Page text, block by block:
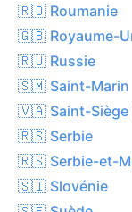
🇷🇴 Roumanie
🇬🇧 Royaume-
🇷🇺 Russie
🇸🇲 Saint-Marin
🇻🇦 Saint-Siège
🇷🇸 Serbie
🇷🇸 Serbie-et-
🇸🇮 Slovénie